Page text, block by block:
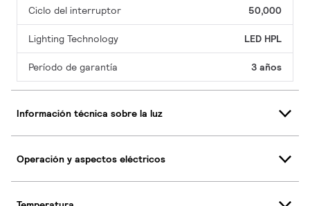
Ciclo del interruptor 50,000
Lighting Technology LED HPL
Período de garantía 3 años
Información técnica sobre la luz
Operación y aspectos eléctricos